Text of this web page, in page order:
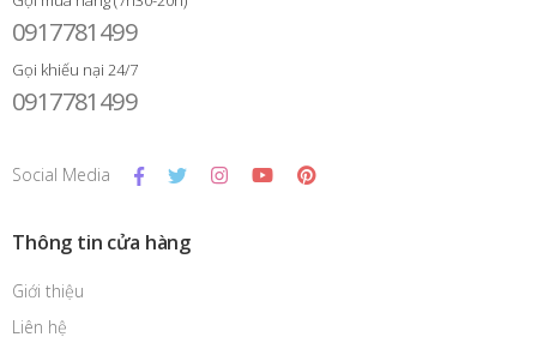
0917781499
Gọi khiếu nại 24/7
0917781499
Social Media
Thông tin cửa hàng
Giới thiệu
Liên hệ